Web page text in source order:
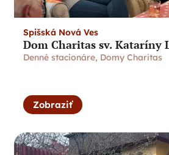
Spišská Nová Ves
Dom Charitas sv. Kataríny
Denné stacionáre, Domy Charitas
Zobraziť